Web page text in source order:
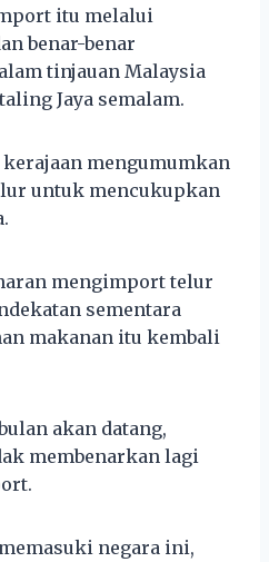
itu melalui
benar-benar
tinjauan Malaysia
Jaya semalam.
kerajaan mengumumkan
untuk mencukupkan
mengimport telur
sementara
makanan itu kembali
akan datang,
membenarkan lagi
negara ini,